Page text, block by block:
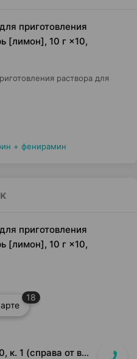
приготовления
[лимон], 10 г ×10,
раствора для
+ фенирамин
приготовления
[лимон], 10 г ×10,
18
ул. Социалистическая, д. 80, к. 1 (справа от входа в м-н «Евроопт»)